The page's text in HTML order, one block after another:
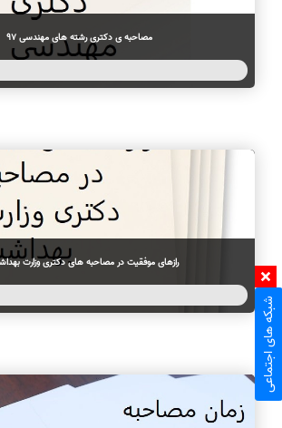
مصاحبه ی دکتری رشته های مهندسی 97
رازهای موفقیت در مصاحبه های دکتری وزارت
شبکه های اجتماعی